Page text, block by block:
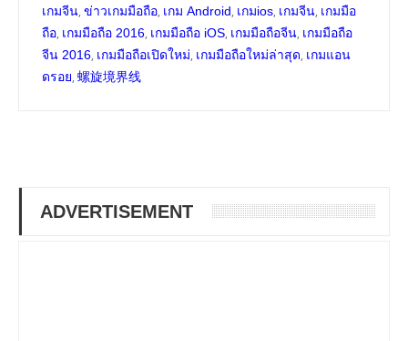
เกมจีน, ข่าวเกมมือถือ, เกม Android, เกมios, เกมจีน, เกมมือ
ถือ, เกมมือถือ 2016, เกมมือถือ iOS, เกมมือถือจีน, เกมมือถือ
จีน 2016, เกมมือถือเปิดใหม่, เกมมือถือใหม่ล่าสุด, เกมแอน
ดรอย, 螺旋境界线
ADVERTISEMENT